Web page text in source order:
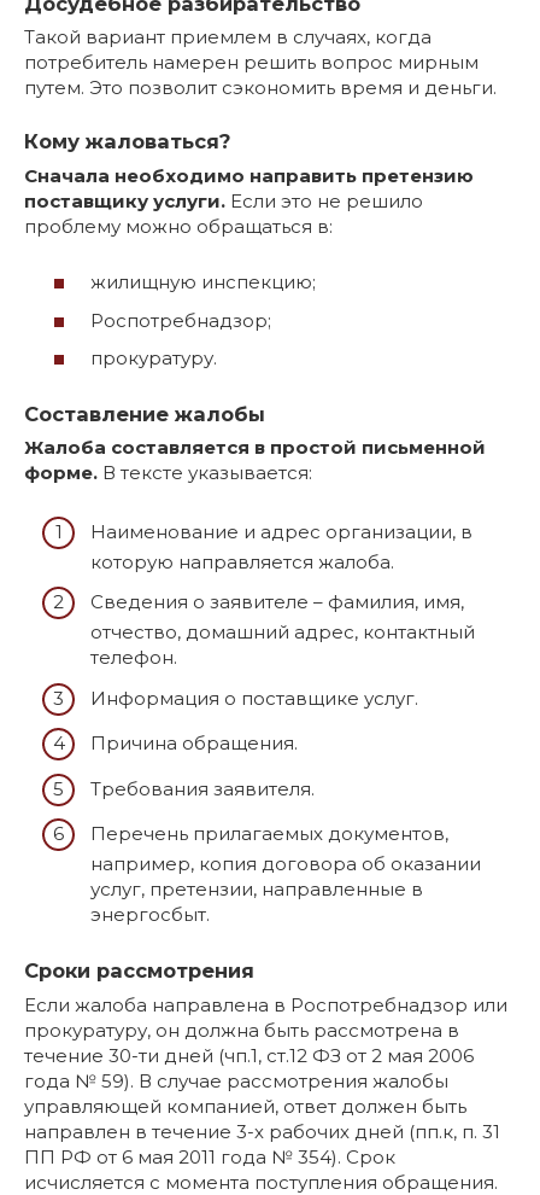
Такой вариант приемлем в случаях, когда
потребитель намерен решить вопрос мирным
путем. Это позволит сэкономить время и деньги.
Кому жаловаться?
Сначала необходимо направить претензию
поставщику услуги. Если это не решило
проблему можно обращаться в:
жилищную инспекцию;
Роспотребнадзор;
прокуратуру.
Составление жалобы
Жалоба составляется в простой письменной
форме. В тексте указывается:
Наименование и адрес организации, в
которую направляется жалоба.
Сведения о заявителе – фамилия, имя,
отчество, домашний адрес, контактный
телефон.
Информация о поставщике услуг.
Причина обращения.
Требования заявителя.
Перечень прилагаемых документов,
например, копия договора об оказании
услуг, претензии, направленные в
энергосбыт.
Сроки рассмотрения
Если жалоба направлена в Роспотребнадзор или
прокуратуру, он должна быть рассмотрена в
течение 30-ти дней (чп.1, ст.12 ФЗ от 2 мая 2006
года № 59). В случае рассмотрения жалобы
управляющей компанией, ответ должен быть
направлен в течение 3-х рабочих дней (пп.к, п. 31
ПП РФ от 6 мая 2011 года № 354). Срок
исчисляется с момента поступления обращения.